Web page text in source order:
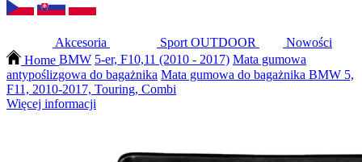
Akcesoria Sport OUTDOOR
Nowości
Home BMW 5-er, F10,11 (2010 - 2017) Mata gumowa
antypoślizgowa do bagażnika Mata gumowa do bagażnika BMW 5,
F11, 2010-2017, Touring, Combi
Więcej informacji